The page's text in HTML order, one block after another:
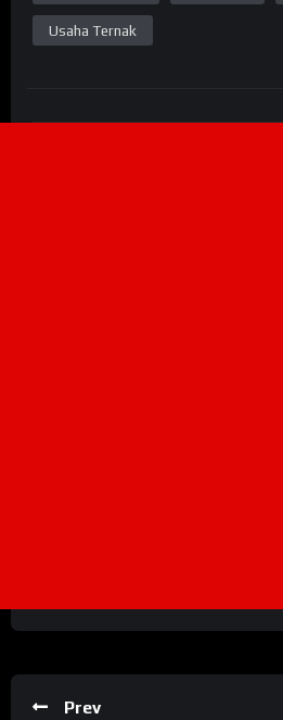
Usaha Ternak
Prev